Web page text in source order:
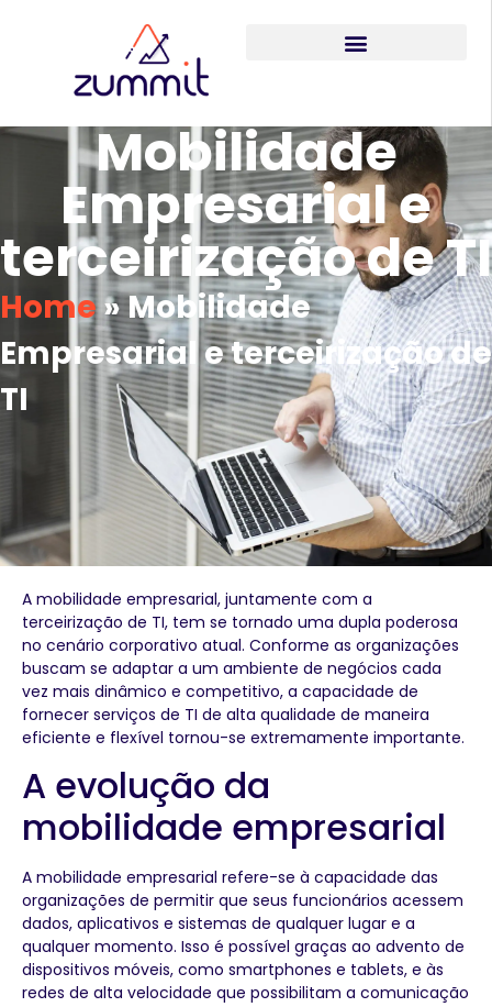
Mobilidade
Empresarial e
terceirização de TI
Home»Mobilidade
Empresarial e terceirização de
TI
A mobilidade empresarial, juntamente com a
terceirização de TI, tem se tornado uma dupla poderosa
no cenário corporativo atual. Conforme as organizações
buscam se adaptar a um ambiente de negócios cada
vez mais dinâmico e competitivo, a capacidade de
fornecer serviços de TI de alta qualidade de maneira
eficiente e flexível tornou-se extremamente importante.
A evolução da
mobilidade empresarial
A mobilidade empresarial refere-se à capacidade das
organizações de permitir que seus funcionários acessem
dados, aplicativos e sistemas de qualquer lugar e a
qualquer momento. Isso é possível graças ao advento de
dispositivos móveis, como smartphones e tablets, e às
redes de alta velocidade que possibilitam a comunicação